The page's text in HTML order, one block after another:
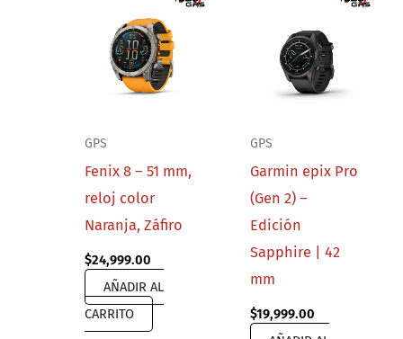
GPS
Fenix 8 – 51 mm,
reloj color
Naranja, Záfiro
$24,999.00
AÑADIR AL
CARRITO
GPS
Garmin epix Pro
(Gen 2) –
Edición
Sapphire | 42
mm
$19,999.00